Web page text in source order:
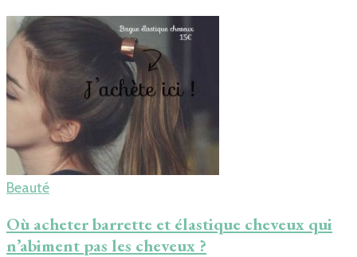
Beauté
Où acheter barrette et élastique cheveux qui
n’abiment pas les cheveux ?